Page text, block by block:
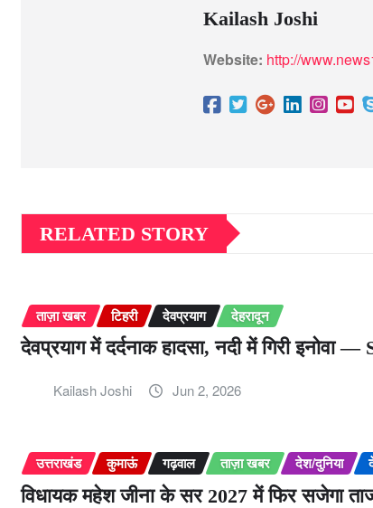
Kailash Joshi
Website: http://
RELATED STORY
ताज़ा खबर टिहरी देवप्रयाग देहरादून
देवप्रयाग में दर्दनाक हादसा, नदी में गिरी इनोवा
Kailash Joshi Jun 2, 2026
उत्तराखंड कुमाऊं गढ़वाल ताज़ा खबर देश/दुनिया
विधायक महेश जीना के सर 2027 में फिर सजेगा ताज